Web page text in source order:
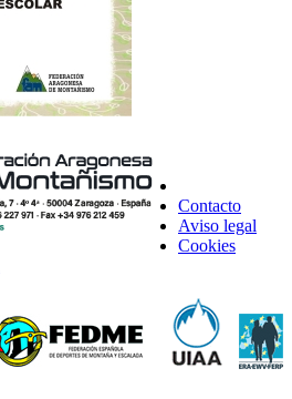
Contacto
Aviso legal
Cookies